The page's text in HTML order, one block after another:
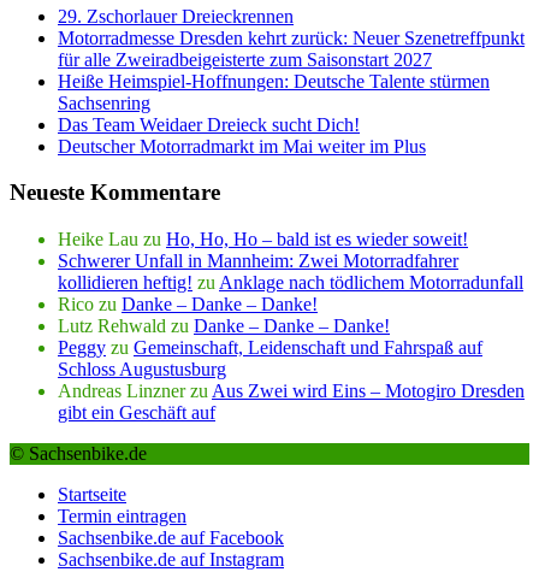
29. Zschorlauer Dreieckrennen
Motorradmesse Dresden kehrt zurück: Neuer Szenetreffpunkt
für alle Zweiradbeigeisterte zum Saisonstart 2027
Heiße Heimspiel-Hoffnungen: Deutsche Talente stürmen
Sachsenring
Das Team Weidaer Dreieck sucht Dich!
Deutscher Motorradmarkt im Mai weiter im Plus
Neueste Kommentare
Heike Lau zu Ho, Ho, Ho – bald ist es wieder soweit!
Schwerer Unfall in Mannheim: Zwei Motorradfahrer
kollidieren heftig! zu Anklage nach tödlichem Motorradunfall
Rico zu Danke – Danke – Danke!
Lutz Rehwald zu Danke – Danke – Danke!
Peggy zu Gemeinschaft, Leidenschaft und Fahrspaß auf
Schloss Augustusburg
Andreas Linznerzu Aus Zwei wird Eins – Motogiro Dresden
gibt ein Geschäft auf
© Sachsenbike.de
Startseite
Termin eintragen
Sachsenbike.de auf Facebook
Sachsenbike.de auf Instagram